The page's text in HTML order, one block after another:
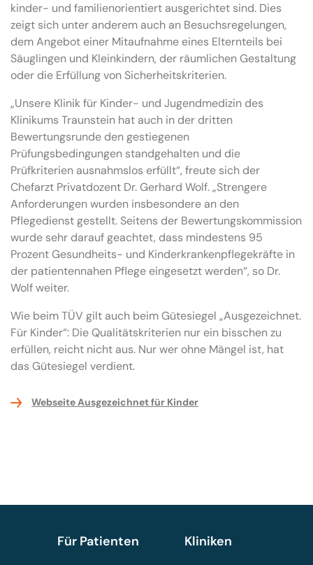
kinder- und familienorientiert ausgerichtet sind. Dies
zeigt sich unter anderem auch an Besuchsregelungen,
dem Angebot einer Mitaufnahme eines Elternteils bei
Säuglingen und Kleinkindern, der räumlichen Gestaltung
oder die Erfüllung von Sicherheitskriterien.
„Unsere Klinik für Kinder- und Jugendmedizin des
Klinikums Traunstein hat auch in der dritten
Bewertungsrunde den gestiegenen
Prüfungsbedingungen standgehalten und die
Prüfkriterien ausnahmslos erfüllt“, freute sich der
Chefarzt Privatdozent Dr. Gerhard Wolf. „Strengere
Anforderungen wurden insbesondere an den
Pflegedienst gestellt. Seitens der Bewertungskommission
wurde sehr darauf geachtet, dass mindestens 95
Prozent Gesundheits- und Kinderkrankenpflegekräfte in
der patientennahen Pflege eingesetzt werden“, so Dr.
Wolf weiter.
Wie beim TÜV gilt auch beim Gütesiegel „Ausgezeichnet.
Für Kinder“: Die Qualitätskriterien nur ein bisschen zu
erfüllen, reicht nicht aus. Nur wer ohne Mängel ist, hat
das Gütesiegel verdient.
Webseite Ausgezeichnet für Kinder
Für Patienten Kliniken